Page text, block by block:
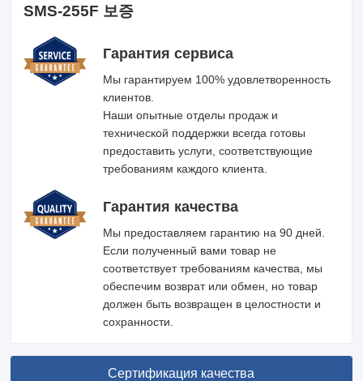
SMS-255F 보증
Гарантия сервиса
Мы гарантируем 100% удовлетворенность
клиентов.
Наши опытные отделы продаж и
технической поддержки всегда готовы
предоставить услуги, соответствующие
требованиям каждого клиента.
Гарантия качества
Мы предоставляем гарантию на 90 дней.
Если полученный вами товар не
соответствует требованиям качества, мы
обеспечим возврат или обмен, но товар
должен быть возвращен в целостности и
сохранности.
Сертификация качества